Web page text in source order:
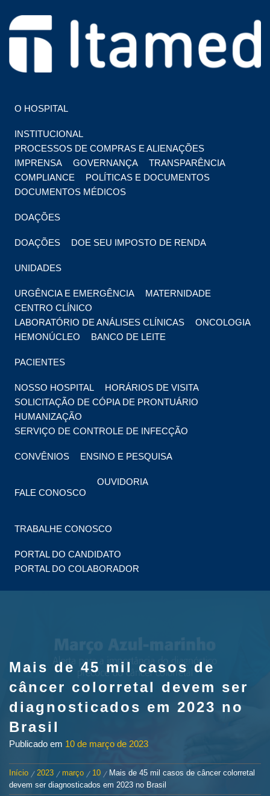
HOSPITAL EM FOZ DO IGUAÇU
O HOSPITAL
INSTITUCIONAL
PROCESSOS DE COMPRAS E ALIENAÇÕES
IMPRENSA
GOVERNANÇA
TRANSPARÊNCIA
COMPLIANCE
POLÍTICAS E DOCUMENTOS
DOCUMENTOS MÉDICOS
DOAÇÕES
DOAÇÕES DOE SEU IMPOSTO DE RENDA
UNIDADES
URGÊNCIA E EMERGÊNCIA
MATERNIDADE
CENTRO CLÍNICO
LABORATÓRIO DE ANÁLISES CLÍNICAS
ONCOLOGIA
HEMONÚCLEO
BANCO DE LEITE
PACIENTES
NOSSO HOSPITAL
HORÁRIOS DE VISITA
SOLICITAÇÃO DE CÓPIA DE PRONTUÁRIO
HUMANIZAÇÃO
SERVIÇO DE CONTROLE DE INFECÇÃO
CONVÊNIOS ENSINO E PESQUISA
FALE CONOSCO
OUVIDORIA
TRABALHE CONOSCO
PORTAL DO CANDIDATO
PORTAL DO COLABORADOR
Mais de 45 mil casos de
câncer colorretal devem ser
diagnosticados em 2023 no
Brasil
Publicado em 10 de março de 2023
Início 2023 março 10
Mais de 45 mil casos de câncer colorretal
devem ser diagnosticados em 2023 no Brasil